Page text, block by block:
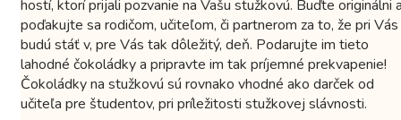
hostí, ktorí prijali pozvanie na Vašu stužkovú. Buďte originálni
poďakujte sa rodičom, učiteľom, či partnerom za to, že pri Vás
budú stáť v, pre Vás tak dôležitý, deň. Podarujte im tieto
lahodné čokoládky a pripravte im tak príjemné prekvapenie!
Čokoládky na stužkovú sú rovnako vhodné ako darček od
učiteľa pre študentov, pri príležitosti stužkovej slávnosti.